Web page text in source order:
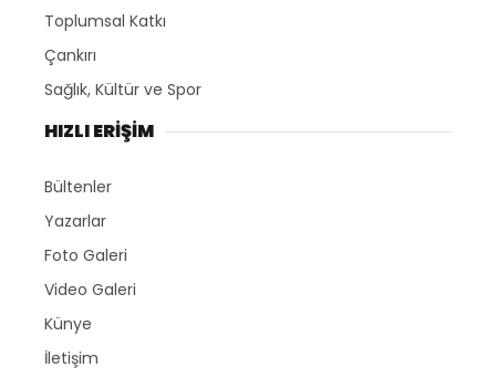
Toplumsal Katkı
Çankırı
Sağlık, Kültür ve Spor
HIZLI ERİŞİM
Bültenler
Yazarlar
Foto Galeri
Video Galeri
Künye
İletişim